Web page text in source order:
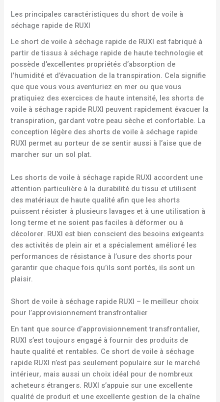
Les principales caractéristiques du short de voile à
séchage rapide de RUXI
Le short de voile à séchage rapide de RUXI est fabriqué à
partir de tissus à séchage rapide de haute technologie et
possède d’excellentes propriétés d’absorption de
l’humidité et d’évacuation de la transpiration. Cela signifie
que que vous vous aventuriez en mer ou que vous
pratiquiez des exercices de haute intensité, les shorts de
voile à séchage rapide RUXI peuvent rapidement évacuer la
transpiration, gardant votre peau sèche et confortable. La
conception légère des shorts de voile à séchage rapide
RUXI permet au porteur de se sentir aussi à l’aise que de
marcher sur un sol plat.
Les shorts de voile à séchage rapide RUXI accordent une
attention particulière à la durabilité du tissu et utilisent
des matériaux de haute qualité afin que les shorts
puissent résister à plusieurs lavages et à une utilisation à
long terme et ne soient pas faciles à déformer ou à
décolorer. RUXI est bien conscient des besoins exigeants
des activités de plein air et a spécialement amélioré les
performances de résistance à l’usure des shorts pour
garantir que chaque fois qu’ils sont portés, ils sont un
plaisir.
Short de voile à séchage rapide RUXI – le meilleur choix
pour l’approvisionnement transfrontalier
En tant que source d’approvisionnement transfrontalier,
RUXI s’est toujours engagé à fournir des produits de
haute qualité et rentables. Ce short de voile à séchage
rapide RUXI n’est pas seulement populaire sur le marché
intérieur, mais aussi un choix idéal pour de nombreux
acheteurs étrangers. RUXI s’appuie sur une excellente
qualité de produit et une excellente gestion de la chaîne